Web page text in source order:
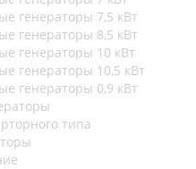
генераторы 7,5 кВт
генераторы 8,5 кВт
генераторы 10 кВт
генераторы 10,5 кВт
генераторы 0,9 кВт
типа